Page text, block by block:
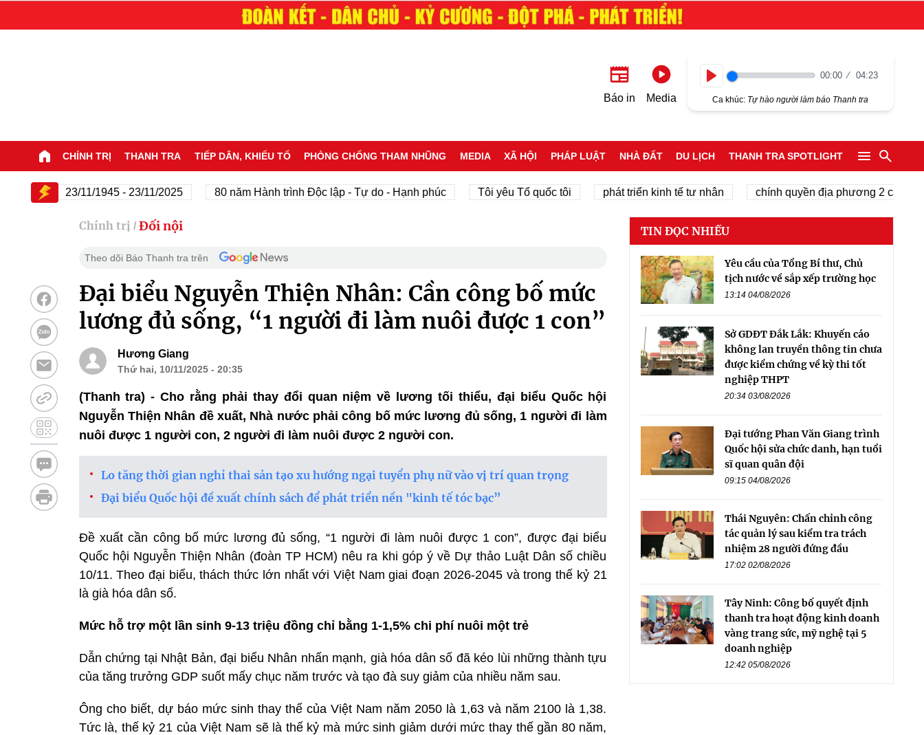
Báo in Media
00:00 04:23
Ca khúc: Tự hào người làm báo Thanh tra
CHÍNH TRỊ THANH TRA TIẾP DÂN, KHIẾU TỐ PHÒNG CHỐNG THAM NHŨNG MEDIA XÃ HỘI PHÁP LUẬT NHÀ ĐẤT DU LỊCH THANH TRA SPOTLIGHT
23/11/1945 - 23/11/2025 80 năm Hành trình Độc lập - Tự do - Hạnh phúc Tôi yêu Tổ quốc tôi phát triển kinh tế tư nhân chính quyền địa phương 2 cấp
Chính trị / Đối nội
Theo dõi Báo Thanh tra trên
Đại biểu Nguyễn Thiện Nhân: Cần công bố mức
lương đủ sống, “1 người đi làm nuôi được 1 con”
Hương Giang
Thứ hai, 10/11/2025 - 20:35
(Thanh tra) - Cho rằng phải thay đổi quan niệm về lương tối thiểu, đại biểu Quốc hội
Nguyễn Thiện Nhân đề xuất, Nhà nước phải công bố mức lương đủ sống, 1 người đi làm
nuôi được 1 người con, 2 người đi làm nuôi được 2 người con.
Lo tăng thời gian nghỉ thai sản tạo xu hướng ngại tuyển phụ nữ vào vị trí quan trọng
Đại biểu Quốc hội đề xuất chính sách để phát triển nền "kinh tế tóc bạc”
Đề xuất cần công bố mức lương đủ sống, “1 người đi làm nuôi được 1 con”, được đại biểu
Quốc hội Nguyễn Thiện Nhân (đoàn TP HCM) nêu ra khi góp ý về Dự thảo Luật Dân số chiều
10/11. Theo đại biểu, thách thức lớn nhất với Việt Nam giai đoạn 2026-2045 và trong thế kỷ 21
là già hóa dân số.
Mức hỗ trợ một lần sinh 9-13 triệu đồng chỉ bằng 1-1,5% chi phí nuôi một trẻ
Dẫn chứng tại Nhật Bản, đại biểu Nhân nhấn mạnh, già hóa dân số đã kéo lùi những thành tựu
của tăng trưởng GDP suốt mấy chục năm trước và tạo đà suy giảm của nhiều năm sau.
Ông cho biết, dự báo mức sinh thay thế của Việt Nam năm 2050 là 1,63 và năm 2100 là 1,38.
Tức là, thế kỷ 21 của Việt Nam sẽ là thế kỷ mà mức sinh giảm dưới mức thay thế gần 80 năm,
TIN ĐỌC NHIỀU
Yêu cầu của Tổng Bí thư, Chủ
tịch nước về sắp xếp trường học
13:14 04/08/2026
Sở GDĐT Đắk Lắk: Khuyến cáo
không lan truyền thông tin chưa
được kiểm chứng về kỳ thi tốt
nghiệp THPT
20:34 03/08/2026
Đại tướng Phan Văn Giang trình
Quốc hội sửa chức danh, hạn tuổi
sĩ quan quân đội
09:15 04/08/2026
Thái Nguyên: Chấn chỉnh công
tác quản lý sau kiểm tra trách
nhiệm 28 người đứng đầu
17:02 02/08/2026
Tây Ninh: Công bố quyết định
thanh tra hoạt động kinh doanh
vàng trang sức, mỹ nghệ tại 5
doanh nghiệp
12:42 05/08/2026